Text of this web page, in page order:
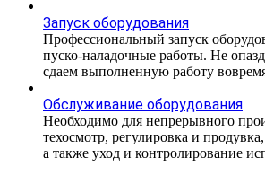
Запуск оборудования
Профессиональный запуск
пуско-наладочные работы. Не
сдаем выполненную работу
Обслуживание оборудования
Необходимо для непрерывного
техосмотр, регулировка и
а также уход и контролирование